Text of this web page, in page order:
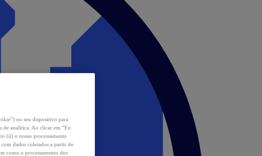
no seu dispositivo para
de analítica. Ao clicar em “Eu
(ii) o nosso processamento
dados coletados a partir do
como o processamento dos